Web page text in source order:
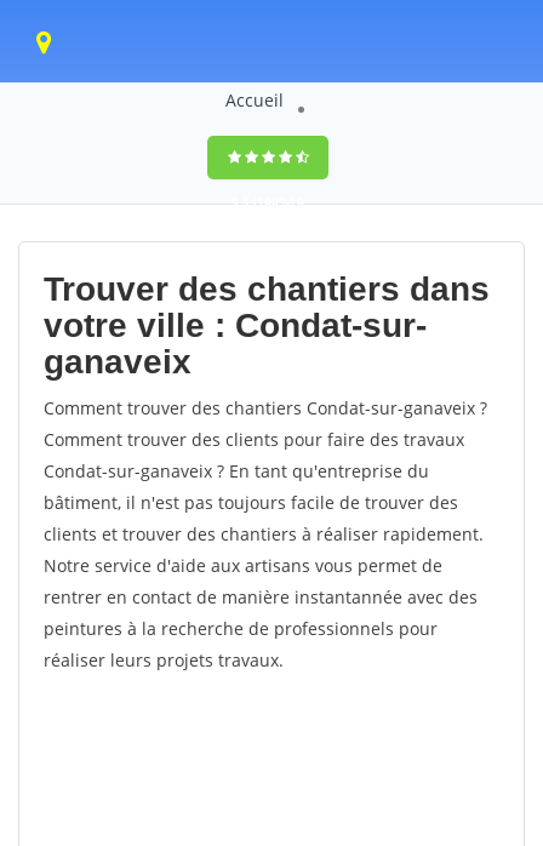
Accueil
9,5(100%)0
votes
Trouver des chantiers dans
votre ville : Condat-sur-
ganaveix
Comment trouver des chantiers Condat-sur-ganaveix ?
Comment trouver des clients pour faire des travaux
Condat-sur-ganaveix ? En tant qu'entreprise du
bâtiment, il n'est pas toujours facile de trouver des
clients et trouver des chantiers à réaliser rapidement.
Notre service d'aide aux artisans vous permet de
rentrer en contact de manière instantannée avec des
peintures à la recherche de professionnels pour
réaliser leurs projets travaux.